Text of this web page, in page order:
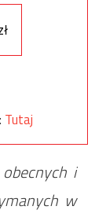
Tutaj
i
w